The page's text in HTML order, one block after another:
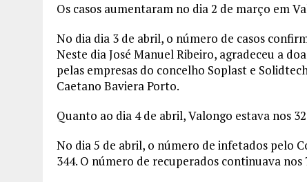
Os casos aumentaram no dia 2 de março em
No dia dia 3 de abril, o número de casos
Neste dia José Manuel Ribeiro, agradeceu a
pelas empresas do concelho Soplast e
Caetano Baviera Porto.
Quanto ao dia 4 de abril, Valongo estava nos
No dia 5 de abril, o número de infetados pelo
344. O número de recuperados continuava nos